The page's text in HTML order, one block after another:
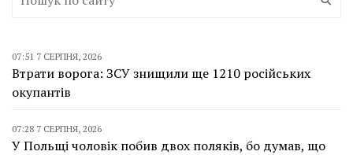
07:51 7 СЕРПНЯ, 2026
Втрати ворога: ЗСУ знищили ще 1210 російських
окупантів
07:28 7 СЕРПНЯ, 2026
У Польщі чоловік побив двох поляків, бо думав, що